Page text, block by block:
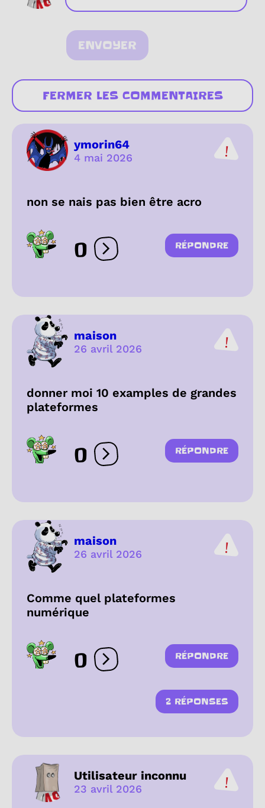
ENVOYER
FERMER LES COMMENTAIRES
ymorin64
4 mai 2026
non se nais pas bien être acro
0 Ouvrir les réactions
RÉPONDRE
maison
26 avril 2026
donner moi 10 examples de grandes
plateformes
0 Ouvrir les réactions
RÉPONDRE
maison
26 avril 2026
Comme quel plateformes
numérique
0 Ouvrir les réactions
RÉPONDRE
2 RÉPONSES
Utilisateur inconnu
23 avril 2026